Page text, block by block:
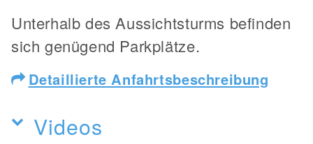
Unterhalb des Aussichtsturms befinden
sich genügend Parkplätze.
Detaillierte Anfahrtsbeschreibung
Videos